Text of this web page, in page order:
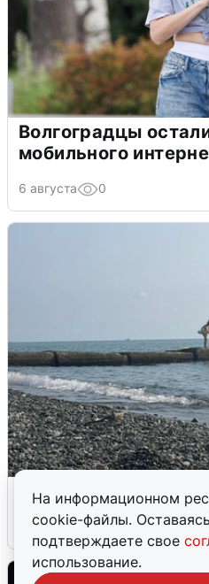
На информационном
cookie-файлы.
подтверждаете свое
использование.
Волгоградцы
мобильного
6 августа 0
Сирены в Сочи:
6 августа 0